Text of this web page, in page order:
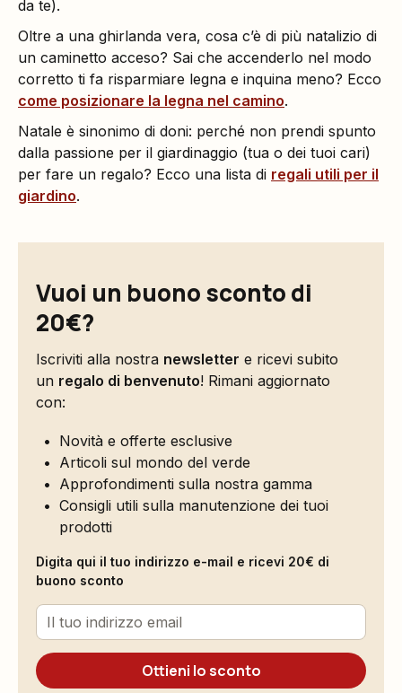
da te).
Oltre a una ghirlanda vera, cosa c’è di più natalizio di
un caminetto acceso? Sai che accenderlo nel modo
corretto ti fa risparmiare legna e inquina meno? Ecco
come posizionare la legna nel camino.
Natale è sinonimo di doni: perché non prendi spunto
dalla passione per il giardinaggio (tua o dei tuoi cari)
per fare un regalo? Ecco una lista di regali utili per il
giardino.
Vuoi un buono sconto di
20€?
Iscriviti alla nostra newsletter e ricevi subito
un regalo di benvenuto! Rimani aggiornato
con:
Novità e offerte esclusive
Articoli sul mondo del verde
Approfondimenti sulla nostra gamma
Consigli utili sulla manutenzione dei tuoi
prodotti
Digita qui il tuo indirizzo e-mail e ricevi 20€ di
buono sconto
Ottieni lo sconto